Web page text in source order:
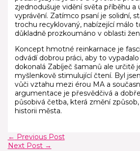
zjednodušuje vidění světa příběhu a
vyprávění. Zatímco psaní je solidní,
trochu recyklovaný, nabízející málo
důkladně prozkoumáno v oblasti
Koncept hmotné reinkarnace je
odvádí dobrou práci, aby to
dokonalá Zabíječ šamanů ale určitě
myšlenkově stimulující čtení. Byl
vůči vztahu mezi érou MA a
argumentace je přesvědčivá a
působivá četba, která změní
historii města.
← Previous Post
Next Post →